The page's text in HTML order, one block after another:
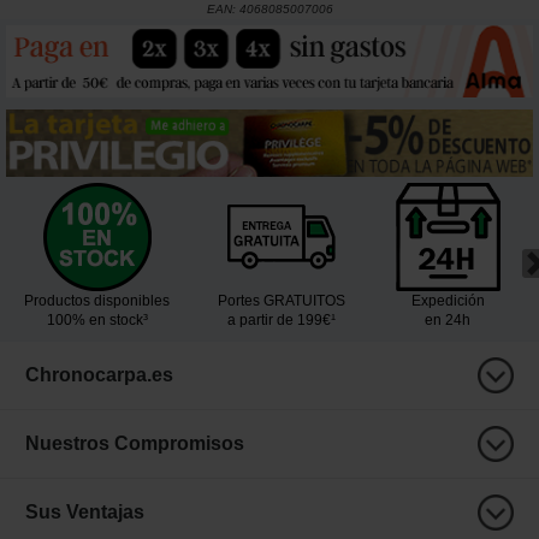
EAN: 4068085007006
Productos disponibles
100% en stock³
Portes GRATUITOS
a partir de 199€¹
Expedición
en 24h
Chronocarpa.es
Nuestros Compromisos
Sus Ventajas